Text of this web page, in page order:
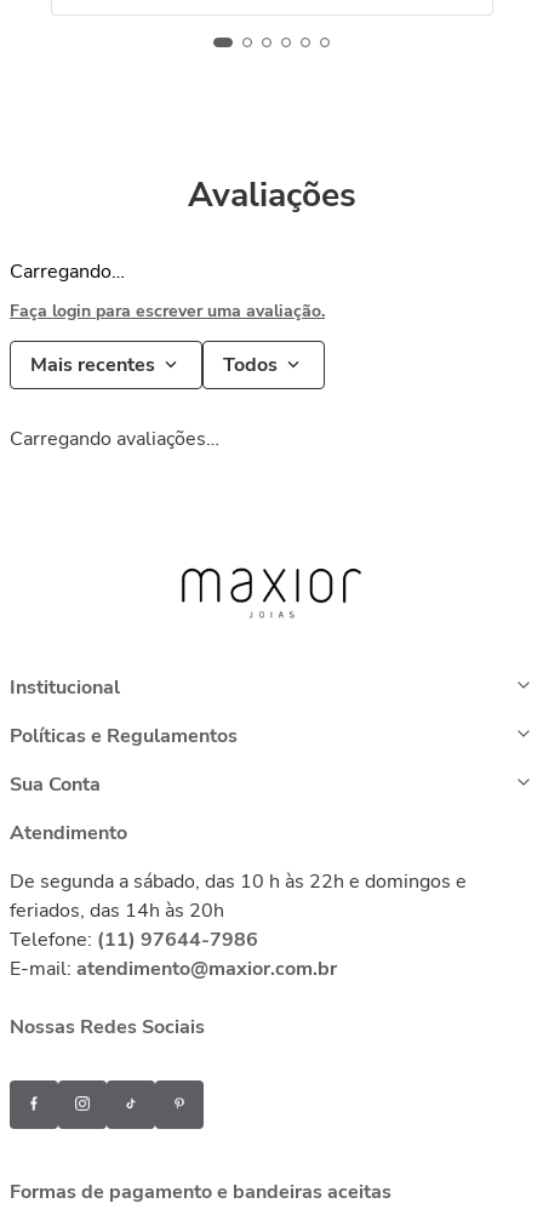
Avaliações
Carregando…
Faça login para escrever uma avaliação.
Mais recentes Todos
Carregando avaliações…
Institucional
Políticas e Regulamentos
Sua Conta
Atendimento
De segunda a sábado, das 10 h às 22h e domingos e
feriados, das 14h às 20h
Telefone: (11) 97644-7986
E-mail: atendimento@maxior.com.br
Nossas Redes Sociais
Formas de pagamento e bandeiras aceitas